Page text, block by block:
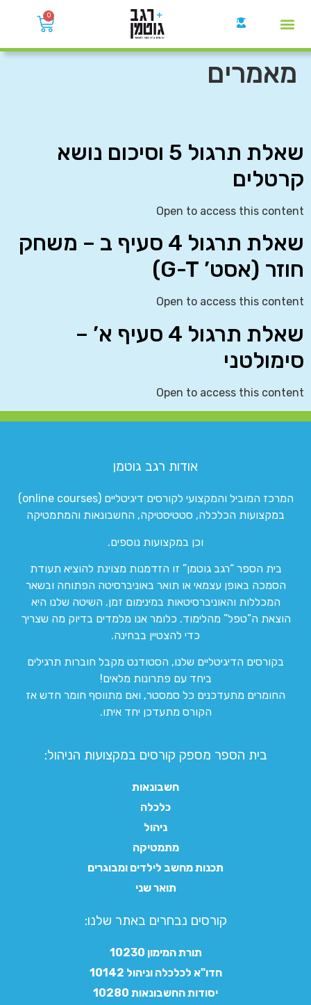
0
מאמרים
שאלת תרגול 5 וסיכום נושא
קרטלים
Open to access this content
שאלת תרגול 4 סעיף ב – משחק
חוזר (אסט’ G-T)
Open to access this content
שאלת תרגול 4 סעיף א’ –
סימולטני
Open to access this content
אודות רגב גוטמן
המרכז המוביל והמקצועי לקורסים דיגיטליים (online courses)
במקצועות הכלכלה, סטטיסטיקה, החשבונאות והמתמטיקה
וכן במקצועות נוספים.
בית הספר “רגב גוטמן” זו הזדמנות מצוינת להוציא תעודת
הסמכה באופן עצמאי או תואר באוניברסיטה הפתוחה ובשאר
המכללות והאוניברסיטאות במינימום זמן. השיטה שלנו היא
הוצאת ה”טפל” מהלימוד. כלומר אנו מלמדים בדיוק מה שצריך
כדי להצטיין בבחינה.
בקורסים הדיגיטליים שלנו, הסטודנט מקבל חוברות תרגילים
ביחד עם פתרונות מלאים!
החומרים מתעדכנים כל סמסטר, ואם מתווסף חומר חדש אז
הקורס מתעדכן יחד איתו.
בית הספר מספק קורסים במקצועות הניהול:
חשבונאות
כלכלה
ניהול
מתמטיקה
תכנות מחשב לילדים ומבוגרים
תואר שני
קורסים נבחרים באתר שלנו:​
תורת המימון 10230
חדו"א לכלכלה וניהול 10142
יסודות החשבונאות 10280